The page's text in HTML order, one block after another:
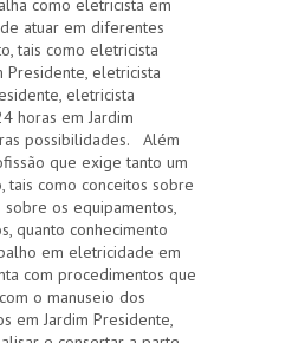
como eletricista em
atuar em diferentes
tais como eletricista
Presidente, eletricista
eletricista
horas em Jardim
possibilidades. Além
que exige tanto um
tais como conceitos sobre
os equipamentos,
quanto conhecimento
em eletricidade em
com procedimentos que
o manuseio dos
em Jardim Presidente,